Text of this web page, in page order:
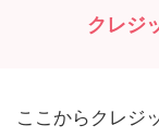
クレジ
ここからクレジ